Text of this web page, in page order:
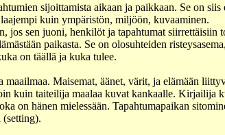
sijoittamista aikaan ja paikkaan. Se on siis
kuin ympäristön, miljöön, kuvaaminen.
jos sen juoni, henkilöt ja tapahtumat siirrettäisiin
paikasta. Se on olosuhteiden risteysasema,
on täällä ja kuka tulee.
Maisemat, äänet, värit, ja elämään
kuin taiteilija maalaa kuvat kankaalle. Kirjailija
on hänen mielessään. Tapahtumapaikan
(setting).